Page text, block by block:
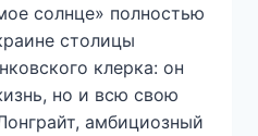
солнце» полностью
столицы
клерка: он
но и всю свою
амбициозный